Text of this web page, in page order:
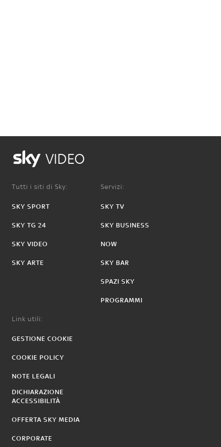
VIDEO
Tutti i siti di Sky:
SKY SPORT
SKY TG 24
SKY VIDEO
SKY ARTE
Servizi:
SKY TV
SKY BUSINESS
NOW
SKY BAR
SPAZI SKY
PROGRAMMI
Link utili:
GESTIONE COOKIE
COOKIE POLICY
NOTE LEGALI
DICHIARAZIONE
ACCESSIBILITÀ
OFFERTA SKY MEDIA
CORPORATE